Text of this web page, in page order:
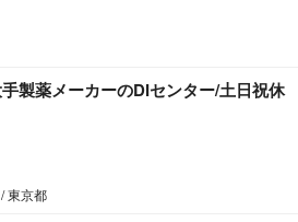
製薬メーカーのDIセンター/土日祝休
東京都